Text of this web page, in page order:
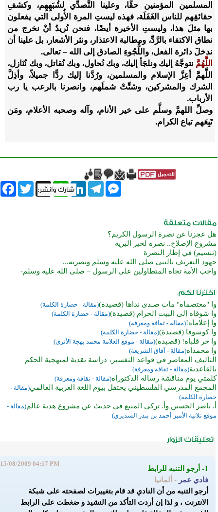
المسلمين المؤمنين حقًّا، وعلينا التَّصدِّي لشُبَهِهِم، وكشفِ
حقائقِهم للناس الغَفَلَة، فهذه ليستِ المرة الأُولى التي يفعلون
بها مثلَ هذا، وليستِ الأخيرة أيضًا، فنحن نُريدُ أنْ نخرج من
نطاق الاكتفاء بالرَّدِّ، ومطالبة الاعتذار، ونثر الأشعار، بل علينا أن
ندخلَ دائرة الفعل، واللُّجُوءِ الصادق إلى الله – تعالى.
اللَّهُمَّ نتوجَّهُ إليك ونلجَأ إليك، وبك نُحاول، وبك نُقاتل، وبك نُنَازل،
اللَّهمَّ أعِزَّ الإسلام والمسلمين، ورُدَّنا إليك ردًّا جميلاً، وأذِلَّ
الشرك والمشركين، وشتِّتْ شملَهم، وانصرنا بالرعب يا رب
الأرباب.
وصلِّ اللهمَّ وسلَّم على خير الأنام، وآله وصحبه الأعلام، ومَن
تَبِعَهم تباع الكرام.
Twitter X
WhatsAppLinkedInTelegram
Messenger
هل عجزنا عن نصرة الرسول الكريم؟
مشروع الإصلاح.. نصرة لخير البرية
(تنسيم) في إطار النصرة
جهود التعريف بالنبي صلى الله عليه وسلم ونصرته...
واجب الأمة تجاه المتطاولين على الرسول – صلى الله عليه وسلم-
وا "معتصماه" مات صـدى نداها (قصيدة)(مقالة - حضارة الكلمة)
وا شوقاه إلى البيت الحرام (قصيدة)(مقالة - حضارة الكلمة)
وا إعلاماه!(مقالة - ثقافة ومعرفة)
وا كوسوفا (قصيدة)(مقالة - حضارة الكلمة)
وا حر قلباه! (قصيدة)(مقالة - موقع العلامة محمد بهجة الأثري)
وا محمداه(مقالة - آفاق الشريعة)
التأليف المعاصر في قواعد التفسير، دراسة نقدية لمنهجية الحكم
بالقاعدية(مقالة - ثقافة ومعرفة)
كلمتي يوم مناقشة رسالة الدكتوراه(مقالة - ثقافة ومعرفة)
المجمع المدرسي الفلسطيني يحتفل بيوم اللغة العربية العالمي(مقالة -
حضارة الكلمة)
أ. ناصر الحسين وأ. تركي المنيع في حديث عن مشروع هدية عالم(مقالة -
موقع ثلاثية الأمير أحمد بن بندر السديري)
1- أرجو التنبه للرابط
فادي عمر - ألمانيا
15/08/2009 04:17 PM
أرجو التنبه من أن النادي قد قام بتغييرات لصفحته على شبكة
الانترنت ، و لذا إن أردت التأكد من النشيد و ضغطت على الرابط